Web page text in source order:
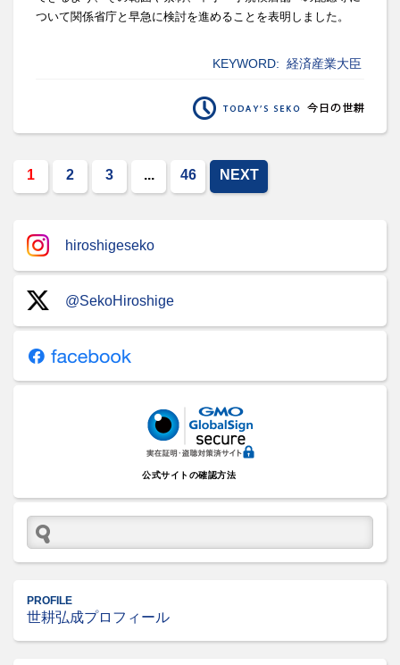
ついて関係省庁と早急に検討を進めること を表明しました。
KEYWORD: 経済産業大臣
1 2 3 ... 46 NEXT
hiroshigeseko
@SekoHiroshige
公式サイトの確認方法
PROFILE
世耕弘成プロフィール